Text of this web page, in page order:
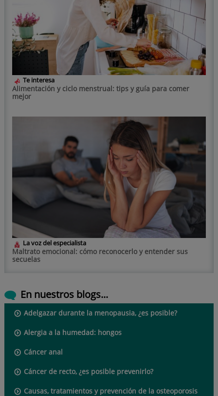
Te interesa
Alimentación y ciclo menstrual: tips y guía para comer
mejor
La voz del especialista
Maltrato emocional: cómo reconocerlo y entender sus
secuelas
En nuestros blogs...
Adelgazar durante la menopausia, ¿es posible?
Alergia a la humedad: hongos
Cáncer anal
Cáncer de recto, ¿es posible prevenirlo?
Causas, tratamientos y prevención de la osteoporosis